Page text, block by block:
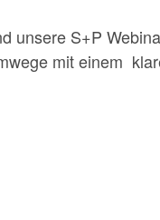
unsere S+P
mit einem